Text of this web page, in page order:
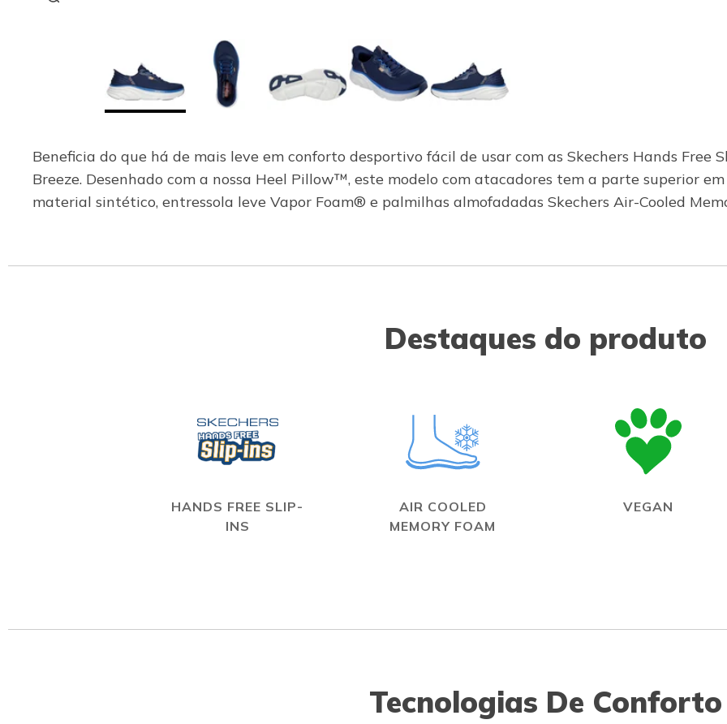
Beneficia do que há de mais leve em conforto desportivo fácil de usar com as Skechers Hands
Breeze. Desenhado com a nossa Heel Pillow™, este modelo com atacadores tem a parte superior
material sintético, entressola leve Vapor Foam® e palmilhas almofadadas Skechers Air-Cooled
Destaques do produto
HANDS FREE SLIP-
INS
AIR COOLED
MEMORY FOAM
VEGAN
Tecnologias De Conforto